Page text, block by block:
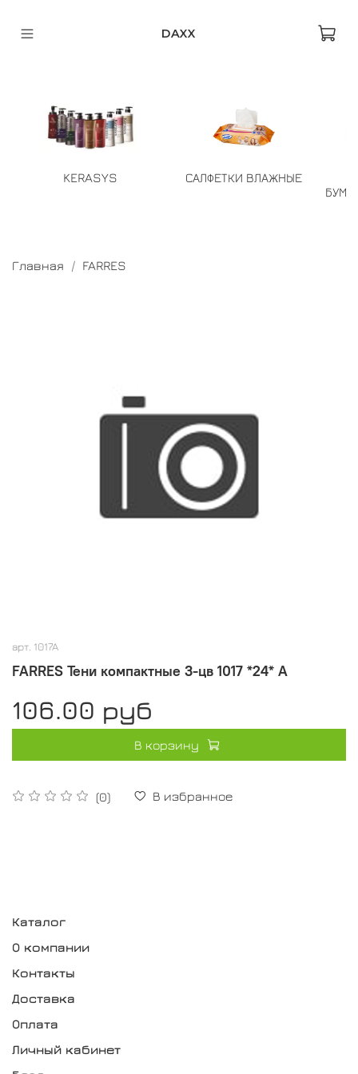
DAXX
KERASYS
САЛФЕТКИ ВЛАЖНЫЕ
Главная FARRES
арт. 1017A
FARRES Тени компактныe 3-цв 1017 *24* A
(0) В избранное
106.00 руб
В корзину
Каталог
О компании
Контакты
Доставка
Оплата
Личный кабинет